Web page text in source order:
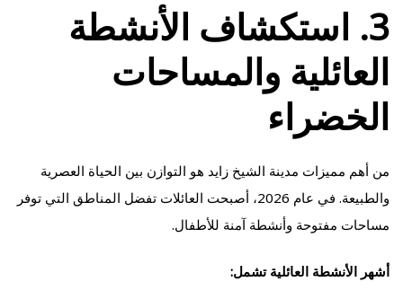
3. استكشاف الأنشطة
العائلية والمساحات
الخضراء
من أهم مميزات مدينة الشيخ زايد هو التوازن بين الحياة العصرية
والطبيعة. في عام 2026، أصبحت العائلات تفضل المناطق التي توفر
مساحات مفتوحة وأنشطة آمنة للأطفال.
أشهر الأنشطة العائلية تشمل: